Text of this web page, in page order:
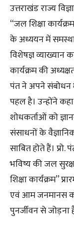
उत्तराखंड राज्य
“जल शिक्षा
के अध्ययन में
विशेषज्ञ व्याख्यान
कार्यक्रम की
पंत ने अपने संबोधन
पहल है। उन्होंने
शोधकर्ताओं को
संसाधनों के
साबित होते हैं।
भविष्य की जल
शिक्षा कार्यक्रम”
एवं आम जनमानस
पुनर्जीवन से